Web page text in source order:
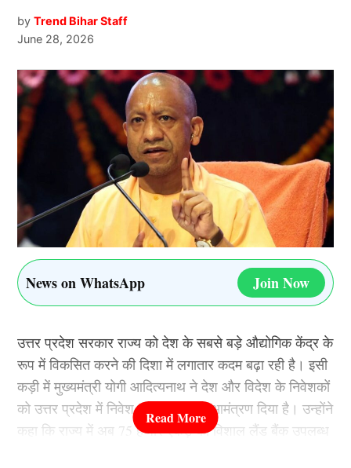
by Trend Bihar Staff
June 28, 2026
News on WhatsApp Join Now
उत्तर प्रदेश सरकार राज्य को देश के सबसे बड़े औद्योगिक केंद्र के
रूप में विकसित करने की दिशा में लगातार कदम बढ़ा रही है। इसी
कड़ी में मुख्यमंत्री योगी आदित्यनाथ ने देश और विदेश के निवेशकों
को उत्तर प्रदेश में निवेश करने का खुला आमंत्रण दिया है। उन्होंने
कहा कि राज्य में अब 75 हजार एकड़ का विशाल लैंड बैंक उपलब्ध